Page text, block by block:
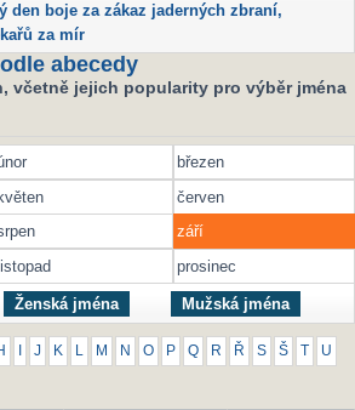
den boje za zákaz jaderných zbraní,
za mír
abecedy
včetně jejich popularity pro výběr jména
březen
květen
červen
září
listopad prosinec
Ženská jména Mužská jména
J K M N O P Q R Ř S Š U